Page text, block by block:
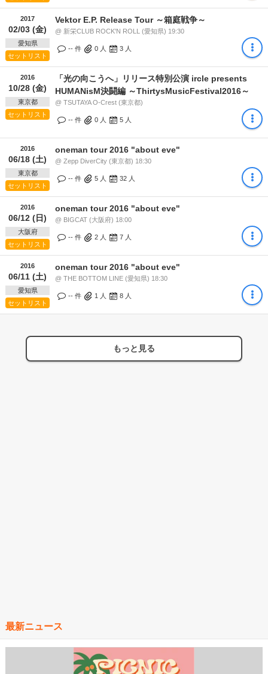
2017
02/03 (金)
愛知県
セットリスト
Vektor E.P. Release Tour ～箱庭戦争～
@ 新栄CLUB ROCK'N ROLL (愛知県) 19:30
-- 件 0 人 3 人
2016
10/28 (金)
東京都
セットリスト
「光の向こうへ」リリース特別公演 ircle presents
HUMANisM決闘編 ～ThirtysMusicFestival2016～
@ TSUTAYA O-Crest (東京都)
-- 件 0 人 5 人
2016
06/18 (土)
東京都
セットリスト
oneman tour 2016 "about eve"
@ Zepp DiverCity (東京都) 18:30
-- 件 5 人 32 人
2016
06/12 (日)
大阪府
セットリスト
oneman tour 2016 "about eve"
@ BIGCAT (大阪府) 18:00
-- 件 2 人 7 人
2016
06/11 (土)
愛知県
セットリスト
oneman tour 2016 "about eve"
@ THE BOTTOM LINE (愛知県) 18:30
-- 件 1 人 8 人
もっと見る
最新ニュース